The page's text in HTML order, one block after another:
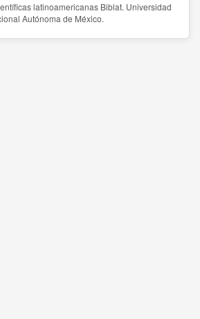
latinoamericanas Biblat. Universidad
Autónoma de México.